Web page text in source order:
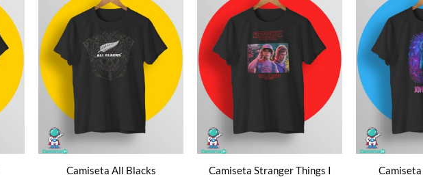
a la
de
Añadir
a la
lista de
deseos
Camiseta All Blacks
Añadir
a la
lista de
deseos
Camiseta Stranger Things I